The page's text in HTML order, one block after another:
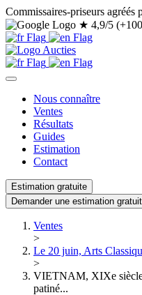
Commissaires-priseurs
★ 4,9/5
Nous connaître
Ventes
Résultats
Guides
Estimation
Contact
Estimation gratuite
Demander une estimation
Ventes
>
Le 20 juin, Arts
>
VIETNAM, XIXe siècle
patiné...